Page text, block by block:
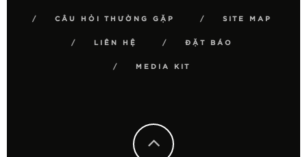
CÂU HỎI THƯỜNG GẶP SITE MAP
LIÊN HỆ ĐẶT BÁO
MEDIA KIT